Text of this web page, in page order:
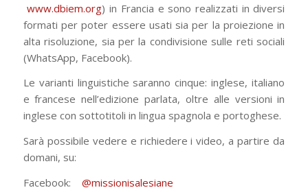
www.dbiem.org) in Francia e sono realizzati in diversi
formati per poter essere usati sia per la proiezione in
alta risoluzione, sia per la condivisione sulle reti sociali
(WhatsApp, Facebook).
Le varianti linguistiche saranno cinque: inglese, italiano
e francese nell’edizione parlata, oltre alle versioni in
inglese con sottotitoli in lingua spagnola e portoghese.
Sarà possibile vedere e richiedere i video, a partire da
domani, su:
Facebook: @missionisalesiane